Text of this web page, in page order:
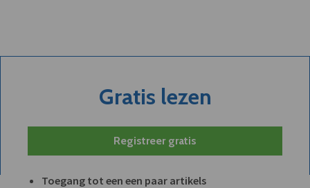
Gratis lezen
Registreer gratis
Toegang tot een een paar artikels